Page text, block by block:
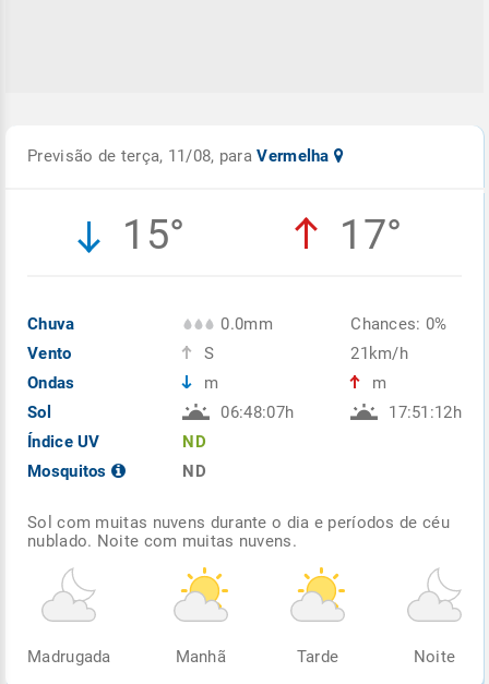
Previsão de terça, 11/08, paraVermelha
15° 17°
Chuva
Vento
Ondas
Sol
Índice UV
Mosquitos
0.0mm
S
m
06:48:07h
ND
ND
Chances: 0%
21km/h
m
17:51:12h
Sol com muitas nuvens durante o dia e períodos de céu
nublado. Noite com muitas nuvens.
Madrugada Manhã Tarde Noite